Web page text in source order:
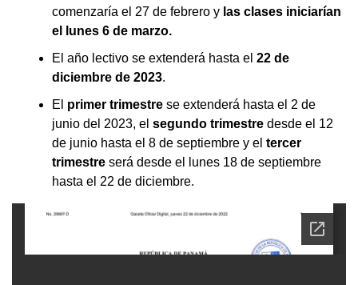
comenzaría el 27 de febrero y las clases iniciarían
el lunes 6 de marzo.
El año lectivo se extenderá hasta el 22 de
diciembre de 2023.
El primer trimestre se extenderá hasta el 2 de
junio del 2023, el segundo trimestre desde el 12
de junio hasta el 8 de septiembre y el tercer
trimestre será desde el lunes 18 de septiembre
hasta el 22 de diciembre.